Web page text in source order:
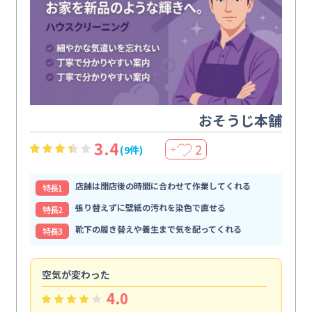
おそうじ本舗
3.4(9件) ＋ 2
特⻑1
店舗は閉店後の時間に合わせて作業してくれる
特⻑2
張り替えずに壁紙の汚れを染色で直せる
特⻑3
靴下の履き替えや養生まで気を配ってくれる
空気が変わった
4.0